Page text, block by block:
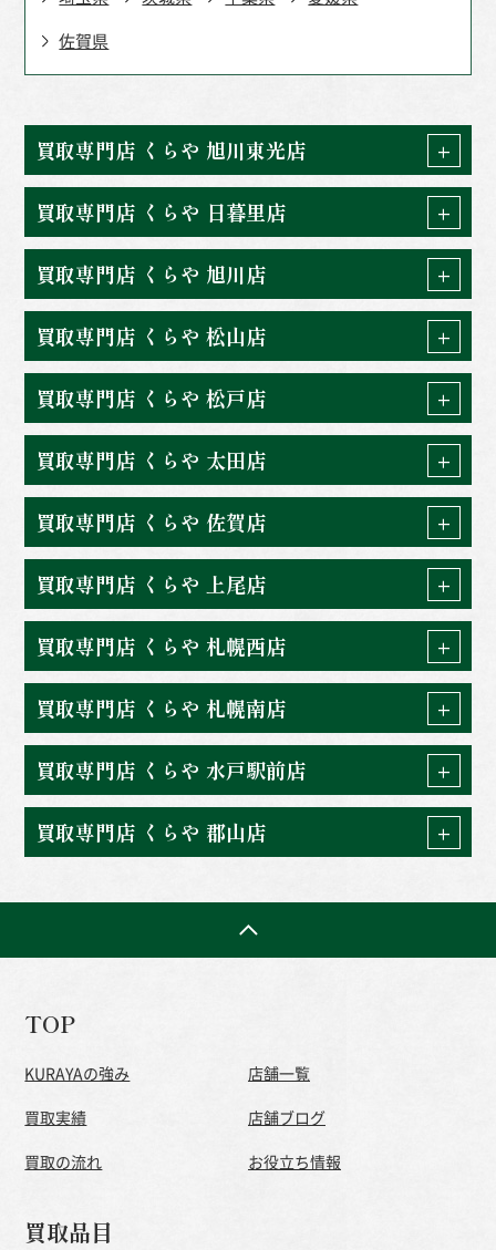
佐賀県
千葉県
買取専門店 くらや 旭川東光店
買取専門店 くらや 日暮里店
買取専門店 くらや 旭川店
買取専門店 くらや 松山店
買取専門店 くらや 松戸店
買取専門店 くらや 太田店
買取専門店 くらや 佐賀店
買取専門店 くらや 上尾店
買取専門店 くらや 札幌西店
買取専門店 くらや 札幌南店
買取専門店 くらや 水戸駅前店
買取専門店 くらや 郡山店
TOP
KURAYAの強み
買取実績
買取の流れ
店舗一覧
店舗ブログ
お役立ち情報
買取品目